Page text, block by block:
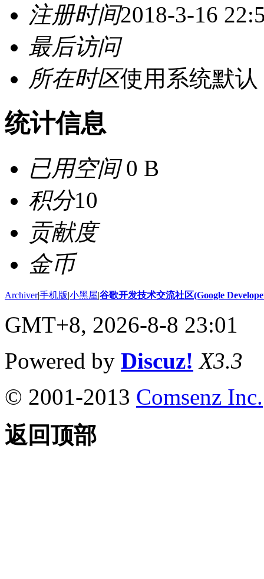
注册时间2018-3-16
最后访问
所在时区使用系统默认
统计信息
已用空间0 B
积分10
贡献度
金币
Archiver|手机版|小黑屋|谷歌开发技术交流社区(Google
GMT+8, 2026-8-8 23:01
Powered by Discuz! X3.3
© 2001-2013 Comsenz Inc.
返回顶部